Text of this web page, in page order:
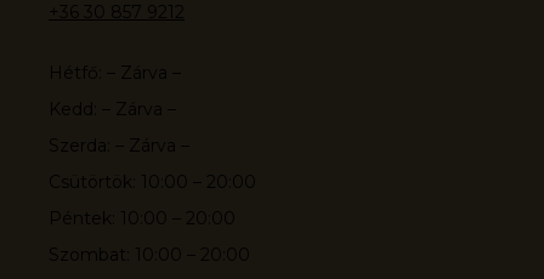
+36 30 857 9212
Hétfő: – Zárva –
Kedd: – Zárva –
Szerda: – Zárva –
Csütörtök: 10:00 – 20:00
Péntek: 10:00 – 20:00
Szombat: 10:00 – 20:00